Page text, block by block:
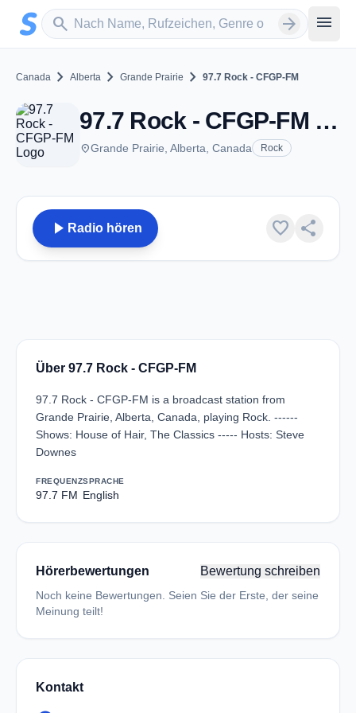
Zum Hauptinhalt springen
search
Sender suchen arrow_forward menu
Canada chevron_right Alberta chevron_right Grande Prairie chevron_right 97.7 Rock - CFGP-FM
97.7 Rock - CFGP-FM - FM 97.7 - Grande Prairie, AB
placeGrande Prairie, Alberta, Canada Rock
play_arrow Radio hören favorite share
Über 97.7 Rock - CFGP-FM
97.7 Rock - CFGP-FM is a broadcast station from
Grande Prairie, Alberta, Canada, playing Rock. ------
Shows: House of Hair, The Classics ----- Hosts: Steve
Downes
FREQUENZ
97.7 FM
SPRACHE
English
Hörerbewertungen Bewertung schreiben
Noch keine Bewertungen. Seien Sie der Erste, der seine
Meinung teilt!
Kontakt